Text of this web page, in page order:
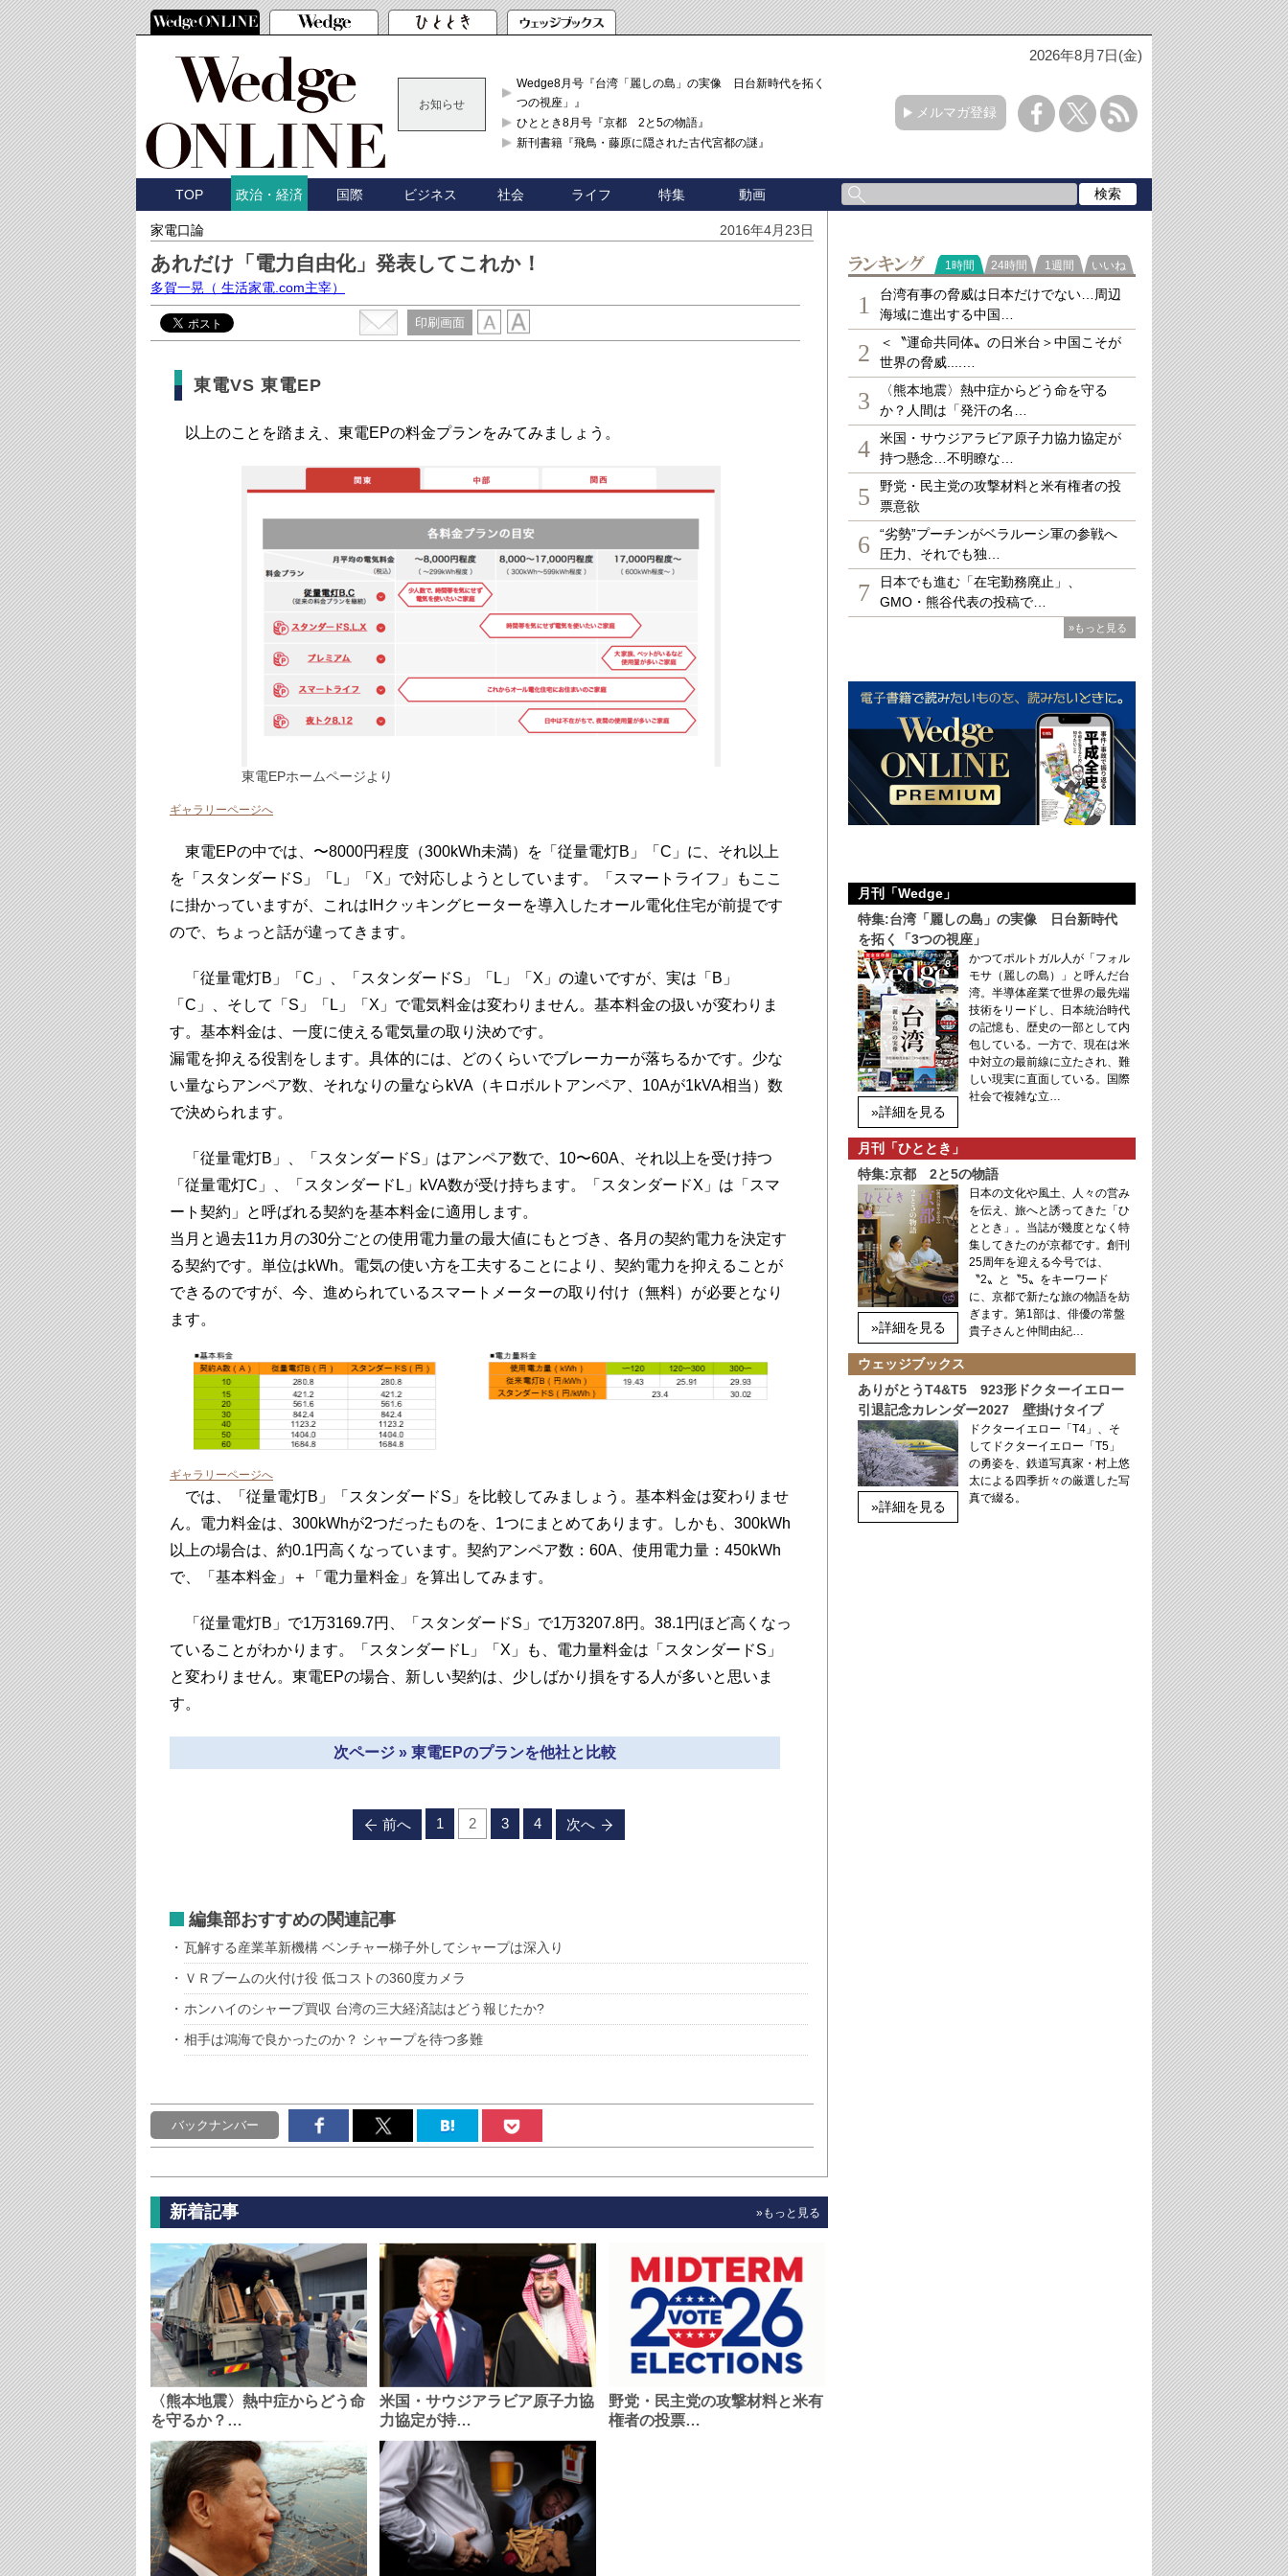
2026年8月7日(金)
お知らせ
Wedge8月号『台湾「麗しの島」の実像 日台新時代を拓く「3
つの視座」』
ひととき8月号『京都 2と5の物語』
新刊書籍『飛鳥・藤原に隠された古代宮都の謎』
メルマガ登録
TOP 政治・経済 国際 ビジネス 社会 ライフ 特集 動画
家電口論 2016年4月23日
あれだけ「電力自由化」発表してこれか！
多賀一晃 （ 生活家電.com主宰）
印刷画面
東電VS 東電EP
以上のことを踏まえ、東電EPの料金プランをみてみましょう。
東電EPホームページより
ギャラリーページへ
東電EPの中では、〜8000円程度（300kWh未満）を「従量電灯B」「C」に、それ以上
を「スタンダードS」「L」「X」で対応しようとしています。「スマートライフ」もここ
に掛かっていますが、これはIHクッキングヒーターを導入したオール電化住宅が前提です
ので、ちょっと話が違ってきます。
「従量電灯B」「C」、「スタンダードS」「L」「X」の違いですが、実は「B」
「C」、そして「S」「L」「X」で電気料金は変わりません。基本料金の扱いが変わりま
す。基本料金は、一度に使える電気量の取り決めです。
漏電を抑える役割をします。具体的には、どのくらいでブレーカーが落ちるかです。少な
い量ならアンペア数、それなりの量ならkVA（キロボルトアンペア、10Aが1kVA相当）数
で決められます。
「従量電灯B」、「スタンダードS」はアンペア数で、10〜60A、それ以上を受け持つ
「従量電灯C」、「スタンダードL」kVA数が受け持ちます。「スタンダードX」は「スマ
ート契約」と呼ばれる契約を基本料金に適用します。
当月と過去11カ月の30分ごとの使用電力量の最大値にもとづき、各月の契約電力を決定す
る契約です。単位はkWh。電気の使い方を工夫することにより、契約電力を抑えることが
できるのですが、今、進められているスマートメーターの取り付け（無料）が必要となり
ます。
ギャラリーページへ
では、「従量電灯B」「スタンダードS」を比較してみましょう。基本料金は変わりませ
ん。電力料金は、300kWhが2つだったものを、1つにまとめてあります。しかも、300kWh
以上の場合は、約0.1円高くなっています。契約アンペア数：60A、使用電力量：450kWh
で、「基本料金」＋「電力量料金」を算出してみます。
「従量電灯B」で1万3169.7円、「スタンダードS」で1万3207.8円。38.1円ほど高くなっ
ていることがわかります。「スタンダードL」「X」も、電力量料金は「スタンダードS」
と変わりません。東電EPの場合、新しい契約は、少しばかり損をする人が多いと思いま
す。
次ページ » 東電EPのプランを他社と比較
前へ 1 2 3 4 次へ
編集部おすすめの関連記事
瓦解する産業革新機構 ベンチャー梯子外してシャープは深入り
ＶＲブームの火付け役 低コストの360度カメラ
ホンハイのシャープ買収 台湾の三大経済誌はどう報じたか?
相手は鴻海で良かったのか？ シャープを待つ多難
バックナンバー
新着記事 »もっと見る
〈熊本地震〉熱中症からどう命
を守るか？…
米国・サウジアラビア原子力協
力協定が持…
野党・民主党の攻撃材料と米有
権者の投票…
ランキング
1時間 24時間 1週間 いいね
1
台湾有事の脅威は日本だけでない…周辺
海域に進出する中国…
2
＜〝運命共同体〟の日米台＞中国こそが
世界の脅威....…
3
〈熊本地震〉熱中症からどう命を守る
か？人間は「発汗の名…
4
米国・サウジアラビア原子力協力協定が
持つ懸念…不明瞭な…
5
野党・民主党の攻撃材料と米有権者の投
票意欲
6
“劣勢”プーチンがベラルーシ軍の参戦へ
圧力、それでも独…
7
日本でも進む「在宅勤務廃止」、
GMO・熊谷代表の投稿で…
»もっと見る
月刊「Wedge」
特集:台湾「麗しの島」の実像 日台新時代
を拓く「3つの視座」
»詳細を見る
かつてポルトガル人が「フォル
モサ（麗しの島）」と呼んだ台
湾。半導体産業で世界の最先端
技術をリードし、日本統治時代
の記憶も、歴史の一部として内
包している。一方で、現在は米
中対立の最前線に立たされ、難
しい現実に直面している。国際
社会で複雑な立…
月刊「ひととき」
特集:京都 2と5の物語
»詳細を見る
日本の文化や風土、人々の営み
を伝え、旅へと誘ってきた「ひ
ととき」。当誌が幾度となく特
集してきたのが京都です。創刊
25周年を迎える今号では、
〝2〟と〝5〟をキーワード
に、京都で新たな旅の物語を紡
ぎます。第1部は、俳優の常盤
貴子さんと仲間由紀…
ウェッジブックス
ありがとうT4&T5 923形ドクターイエロー
引退記念カレンダー2027 壁掛けタイプ
»詳細を見る
ドクターイエロー「T4」、そ
してドクターイエロー「T5」
の勇姿を、鉄道写真家・村上悠
太による四季折々の厳選した写
真で綴る。